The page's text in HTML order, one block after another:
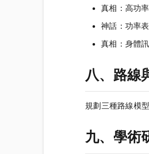
真相：高功
神話：功率
真相：身體
八、路線
規劃三種路線模
九、學術